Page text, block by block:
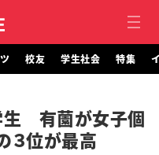
校友 学生社会 特集
生 有薗が女子個
位が最高